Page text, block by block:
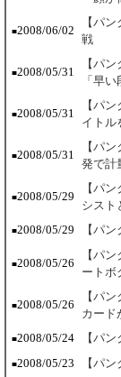
■2008/06/02
【パ
戦
■2008/05/31
【パ
「早
■2008/05/31
【パ
イトル
■2008/05/31
【パ
発で計
■2008/05/29
【パ
シス
■2008/05/29 【パ
■2008/05/26
【パ
ートボ
■2008/05/26
【パ
カード
■2008/05/24 【パ
■2008/05/23 【パ